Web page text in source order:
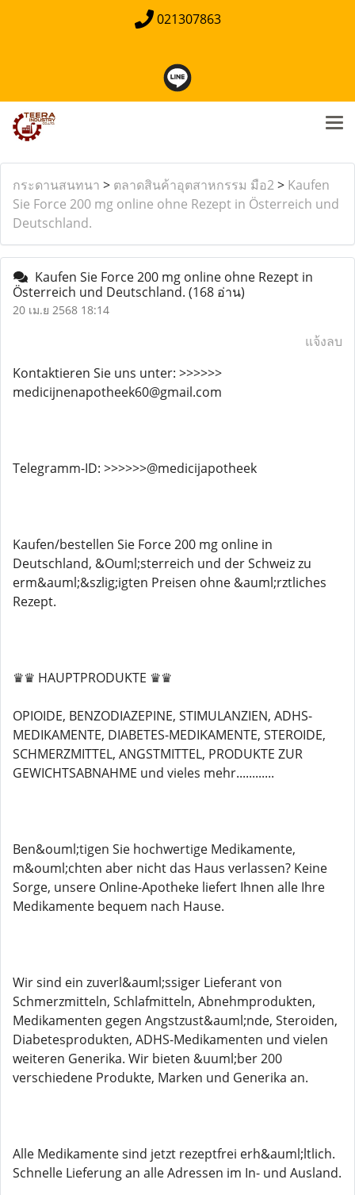
021307863
กระดานสนทนา > ตลาดสินค้าอุตสาหกรรม มือ2> Kaufen
Sie Force 200 mg online ohne Rezept in Österreich und
Deutschland.
Kaufen Sie Force 200 mg online ohne Rezept in
Österreich und Deutschland. (168 อ่าน)
20 เม.ย 2568 18:14
แจ้งลบ
Kontaktieren Sie uns unter: >>>>>>
medicijnenapotheek60@gmail.com
Telegramm-ID: >>>>>>@medicijapotheek
Kaufen/bestellen Sie Force 200 mg online in
Deutschland, &Ouml;sterreich und der Schweiz zu
erm&auml;&szlig;igten Preisen ohne &auml;rztliches
Rezept.
♛♛ HAUPTPRODUKTE ♛♛
OPIOIDE, BENZODIAZEPINE, STIMULANZIEN, ADHS-
MEDIKAMENTE, DIABETES-MEDIKAMENTE, STEROIDE,
SCHMERZMITTEL, ANGSTMITTEL, PRODUKTE ZUR
GEWICHTSABNAHME und vieles mehr............
Ben&ouml;tigen Sie hochwertige Medikamente,
m&ouml;chten aber nicht das Haus verlassen? Keine
Sorge, unsere Online-Apotheke liefert Ihnen alle Ihre
Medikamente bequem nach Hause.
Wir sind ein zuverl&auml;ssiger Lieferant von
Schmerzmitteln, Schlafmitteln, Abnehmprodukten,
Medikamenten gegen Angstzust&auml;nde, Steroiden,
Diabetesprodukten, ADHS-Medikamenten und vielen
weiteren Generika. Wir bieten &uuml;ber 200
verschiedene Produkte, Marken und Generika an.
Alle Medikamente sind jetzt rezeptfrei erh&auml;ltlich.
Schnelle Lieferung an alle Adressen im In- und Ausland.